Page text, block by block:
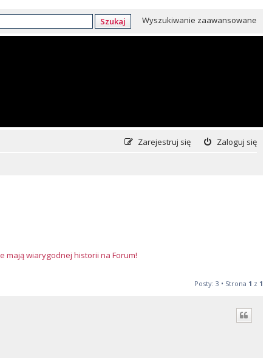
Szukaj Wyszukiwanie zaawansowane
Zaloguj się
Zarejestruj się
mają wiarygodnej historii na Forum!
Posty: 3 • Strona 1 z 1